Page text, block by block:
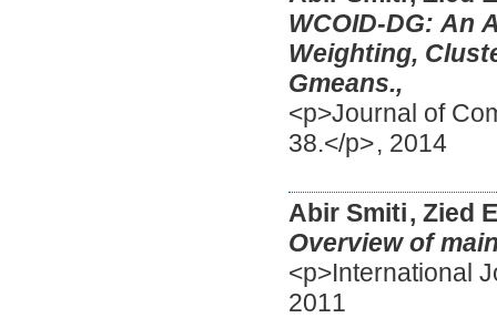
WCOID-DG: An
Weighting,
Gmeans.,
<p>Journal of
38.</p>, 2014
Abir Smiti, Zied
Overview of
<p>International
2011